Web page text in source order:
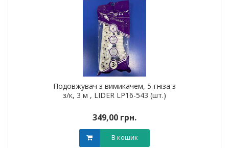
Подовжувач з вимикачем, 5-гніза з
з/к, 3 м , LIDER LP16-543 (шт.)
349,00 грн.
В кошик